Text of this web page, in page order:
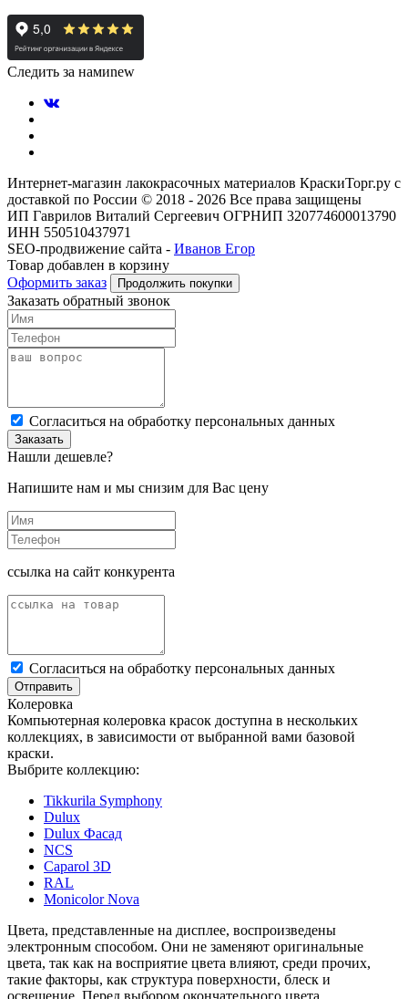
Следить за намиnew
Интернет-магазин лакокрасочных материалов КраскиТорг.ру с
доставкой по России © 2018 - 2026 Все права защищены
ИП Гаврилов Виталий Сергеевич ОГРНИП 320774600013790
ИНН 550510437971
SEO-продвижение сайта - Иванов Егор
Товар добавлен в корзину
Оформить заказ
Продолжить покупки
Заказать обратный звонок
Cогласиться на обработку персональных данных
Заказать
Нашли дешевле?
Напишите нам и мы снизим для Вас цену
ссылка на сайт конкурента
Cогласиться на обработку персональных данных
Отправить
Колеровка
Компьютерная колеровка красок доступна в нескольких
коллекциях, в зависимости от выбранной вами базовой
краски.
Выбрите коллекцию:
Tikkurila Symphony
Dulux
Dulux Фасад
NCS
Caparol 3D
RAL
Monicolor Nova
Цвета, представленные на дисплее, воспроизведены
электронным способом. Они не заменяют оригинальные
цвета, так как на восприятие цвета влияют, среди прочих,
такие факторы, как структура поверхности, блеск и
освещение. Перед выбором окончательного цвета